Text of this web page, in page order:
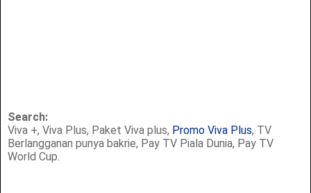
Search:
Viva +, Viva Plus, Paket Viva plus, Promo Viva Plus, TV
Berlangganan punya bakrie, Pay TV Piala Dunia, Pay TV
World Cup.